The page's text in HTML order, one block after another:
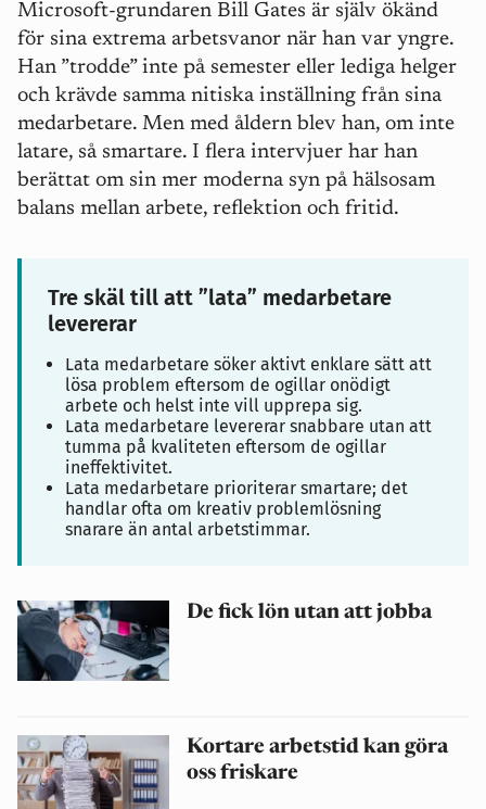
Microsoft-grundaren Bill Gates är själv ökänd
för sina extrema arbetsvanor när han var yngre.
Han ”trodde” inte på semester eller lediga helger
och krävde samma nitiska inställning från sina
medarbetare. Men med åldern blev han, om inte
latare, så smartare. I flera intervjuer har han
berättat om sin mer moderna syn på hälsosam
balans mellan arbete, reflektion och fritid.
Tre skäl till att ”lata” medarbetare
levererar
Lata medarbetare söker aktivt enklare sätt att
lösa problem eftersom de ogillar onödigt
arbete och helst inte vill upprepa sig.
Lata medarbetare levererar snabbare utan att
tumma på kvaliteten eftersom de ogillar
ineffektivitet.
Lata medarbetare prioriterar smartare; det
handlar ofta om kreativ problemlösning
snarare än antal arbetstimmar.
De fick lön utan att jobba
Kortare arbetstid kan göra
oss friskare